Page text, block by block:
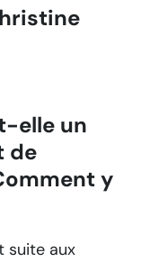
elle un
de
y
suite aux